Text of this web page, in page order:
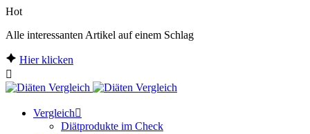
Hot
Alle interessanten Artikel auf einem Schlag
Hier klicken
Vergleich
Diätprodukte im Check